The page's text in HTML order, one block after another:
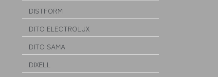
DISTFORM
DITO ELECTROLUX
DITO SAMA
DIXELL